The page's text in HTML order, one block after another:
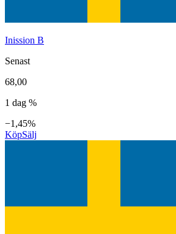
Inission B
Senast
68,00
1 dag %
−1,45%
KöpSälj